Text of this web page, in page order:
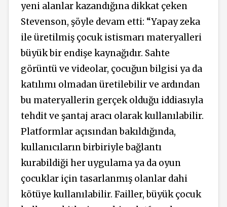
yeni alanlar kazandığına dikkat çeken
Stevenson, şöyle devam etti: “Yapay zeka
ile üretilmiş çocuk istismarı materyalleri
büyük bir endişe kaynağıdır. Sahte
görüntü ve videolar, çocuğun bilgisi ya da
katılımı olmadan üretilebilir ve ardından
bu materyallerin gerçek olduğu iddiasıyla
tehdit ve şantaj aracı olarak kullanılabilir.
Platformlar açısından bakıldığında,
kullanıcıların birbiriyle bağlantı
kurabildiği her uygulama ya da oyun
çocuklar için tasarlanmış olanlar dahi
kötüye kullanılabilir. Failler, büyük çocuk